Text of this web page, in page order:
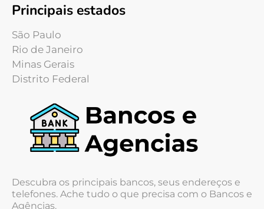
Principais estados
São Paulo
Rio de Janeiro
Minas Gerais
Distrito Federal
Descubra os principais bancos, seus endereços e
telefones. Ache tudo o que precisa com o Bancos e
Agências.